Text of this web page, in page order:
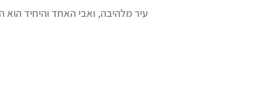
עיר מלהיבה, ואבי האחד והיחיד